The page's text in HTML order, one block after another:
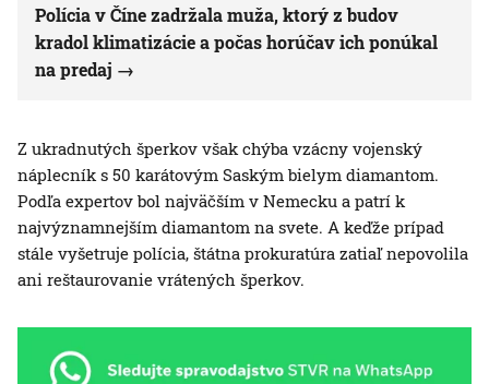
Polícia v Číne zadržala muža, ktorý z budov
kradol klimatizácie a počas horúčav ich ponúkal
na predaj
Z ukradnutých šperkov však chýba vzácny vojenský
náplecník s 50 karátovým Saským bielym diamantom.
Podľa expertov bol najväčším v Nemecku a patrí k
najvýznamnejším diamantom na svete. A keďže prípad
stále vyšetruje polícia, štátna prokuratúra zatiaľ nepovolila
ani reštaurovanie vrátených šperkov.